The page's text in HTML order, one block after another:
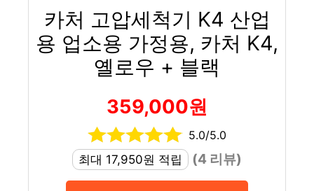
카처 고압세척기 K4 산업
용 업소용 가정용, 카처 K4,
옐로우 + 블랙
359,000원
5.0/5.0
최대 17,950원 적립
(4 리뷰)